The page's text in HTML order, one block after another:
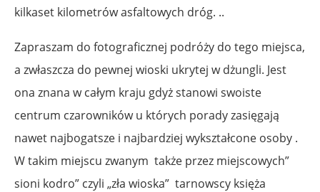
kilkaset kilometrów asfaltowych dróg. ..
Zapraszam do fotograficznej podróży do tego miejsca,
a zwłaszcza do pewnej wioski ukrytej w dżungli. Jest
ona znana w całym kraju gdyż stanowi swoiste
centrum czarowników u których porady zasięgają
nawet najbogatsze i najbardziej wykształcone osoby .
W takim miejscu zwanym także przez miejscowych”
sioni kodro” czyli „zła wioska” tarnowscy księża